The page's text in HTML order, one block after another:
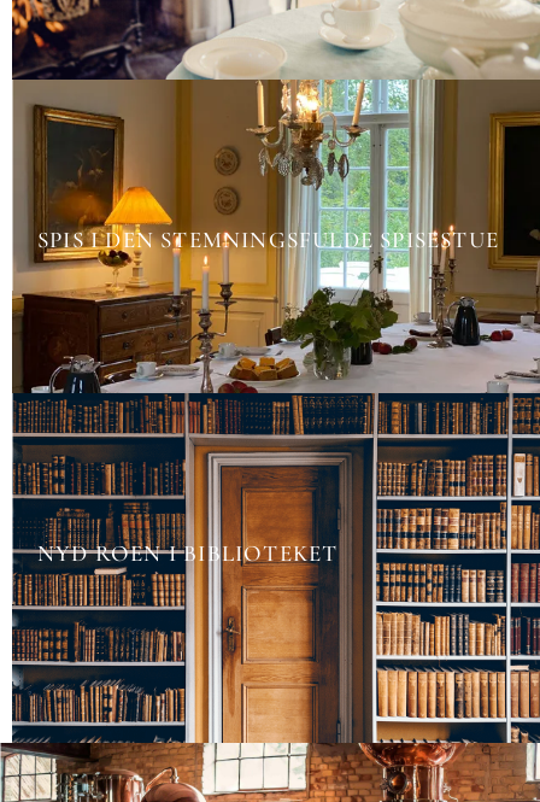
SPIS I DEN STEMNINGSFULDE SPISESTUE
NYD ROEN I BIBLIOTEKET